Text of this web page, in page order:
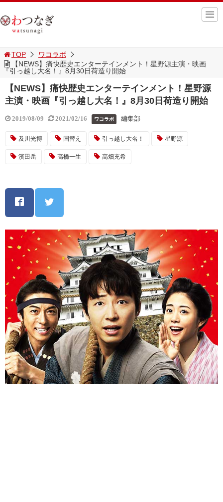
TOP
ワコラボ
【NEWS】痛快歴史エンターテインメント！星野源主演・映画
『引っ越し大名！』8月30日荷造り開始
【NEWS】痛快歴史エンターテインメント！星野源
主演・映画『引っ越し大名！』8月30日荷造り開始
2019/08/09 2021/02/16 ワコラボ 編集部
及川光博 国替え 引っ越し大名！ 星野源
濱田岳 高橋一生 高畑充希